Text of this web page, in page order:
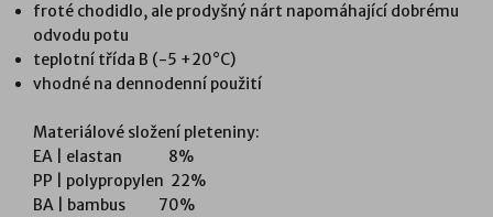
froté chodidlo, ale prodyšný nárt napomáhající dobrému
odvodu potu
teplotní třída B (-5 +20°C)
vhodné na dennodenní použití
Materiálové složení pleteniny:
EA | elastan 8%
PP | polypropylen 22%
BA | bambus 70%